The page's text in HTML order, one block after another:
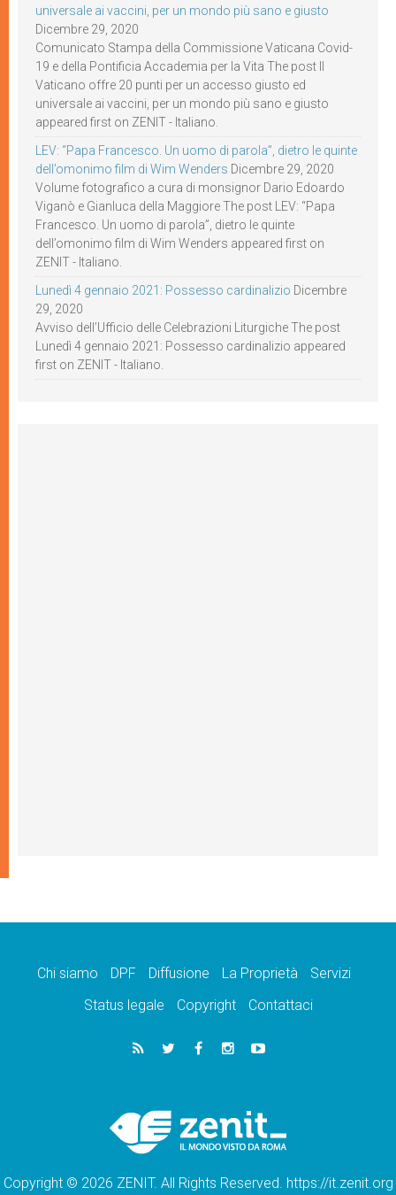
universale ai vaccini, per un mondo più sano e giusto
Dicembre 29, 2020
Comunicato Stampa della Commissione Vaticana Covid-
19 e della Pontificia Accademia per la Vita The post Il
Vaticano offre 20 punti per un accesso giusto ed
universale ai vaccini, per un mondo più sano e giusto
appeared first on ZENIT - Italiano.
LEV: “Papa Francesco. Un uomo di parola”, dietro le quinte
dell’omonimo film di Wim Wenders Dicembre 29, 2020
Volume fotografico a cura di monsignor Dario Edoardo
Viganò e Gianluca della Maggiore The post LEV: “Papa
Francesco. Un uomo di parola”, dietro le quinte
dell’omonimo film di Wim Wenders appeared first on
ZENIT - Italiano.
Lunedì 4 gennaio 2021: Possesso cardinalizio Dicembre
29, 2020
Avviso dell’Ufficio delle Celebrazioni Liturgiche The post
Lunedì 4 gennaio 2021: Possesso cardinalizio appeared
first on ZENIT - Italiano.
Chi siamo DPF Diffusione La Proprietà
Servizi
Status legale
Copyright Contattaci
Copyright © 2026 ZENIT. All Rights Reserved. https://it.zenit.org